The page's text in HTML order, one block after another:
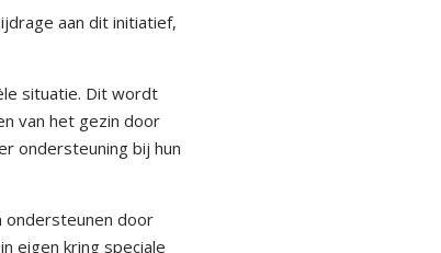
aan dit initiatief,
situatie. Dit wordt
van het gezin door
ondersteuning bij hun
ondersteunen door
eigen kring speciale